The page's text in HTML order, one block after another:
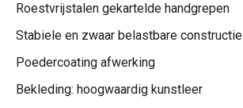
Roestvrijstalen gekartelde handgrepen
Stabiele en zwaar belastbare constructie
Poedercoating afwerking
Bekleding: hoogwaardig kunstleer